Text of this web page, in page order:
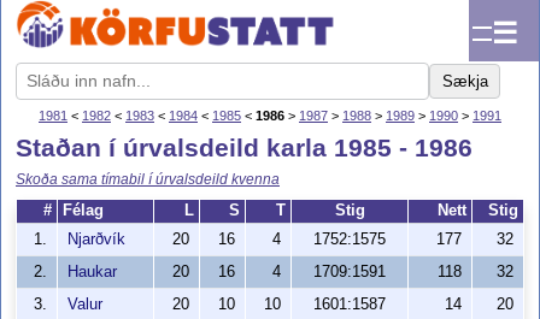
☰
Sækja
1981 < 1982 < 1983 < 1984 < 1985 < 1986 > 1987 > 1988 > 1989 > 1990 > 1991
Staðan í úrvalsdeild karla 1985 - 1986
Skoða sama tímabil í úrvalsdeild kvenna
#
Félag L S T Stig Nett
Stig
1.
Njarðvík 20 16 4 1752:1575 177
32
2.
Haukar 20 16 4 1709:1591 118
32
3.
Valur 20 10 10 1601:1587 14
20